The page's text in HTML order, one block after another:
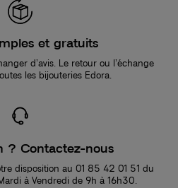
et gratuits
d’avis. Le retour ou l’échange
les bijouteries Edora.
? Contactez-nous
disposition au 01 85 42 01 51 du
à Vendredi de 9h à 16h30.